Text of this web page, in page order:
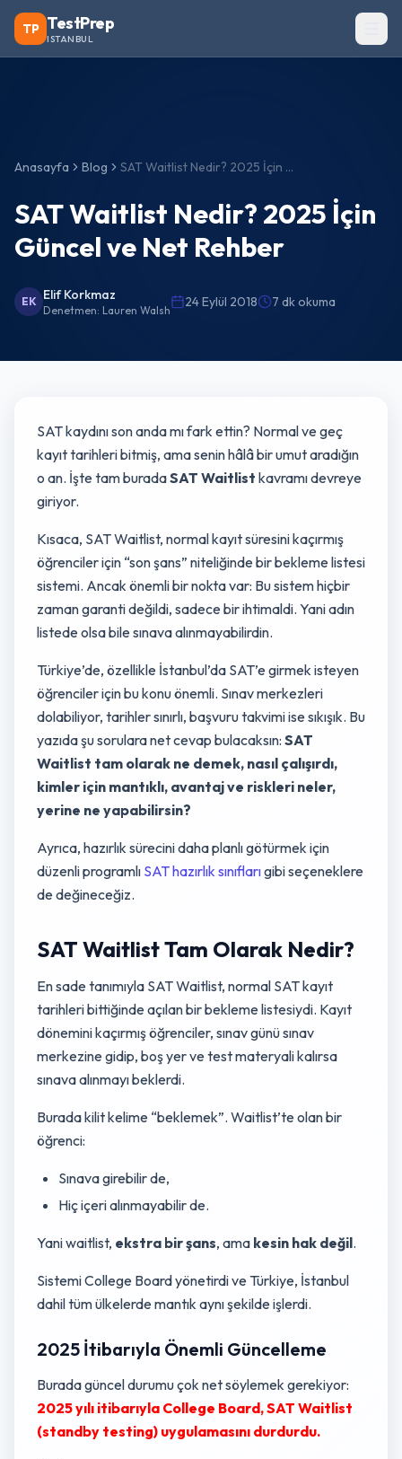
TP TestPrep
ISTANBUL
Anasayfa Blog SAT Waitlist Nedir? 2025 İçin Güncel ve Net Rehber
SAT Waitlist Nedir? 2025 İçin
Güncel ve Net Rehber
EK Elif Korkmaz
Denetmen: Lauren Walsh
24 Eylül 2018 7 dk okuma
SAT kaydını son anda mı fark ettin? Normal ve geç
kayıt tarihleri bitmiş, ama senin hâlâ bir umut aradığın
o an. İşte tam buradaSAT Waitlist kavramı devreye
giriyor.
Kısaca, SAT Waitlist, normal kayıt süresini kaçırmış
öğrenciler için “son şans” niteliğinde bir bekleme listesi
sistemi. Ancak önemli bir nokta var: Bu sistem hiçbir
zaman garanti değildi, sadece bir ihtimaldi. Yani adın
listede olsa bile sınava alınmayabilirdin.
Türkiye’de, özellikle İstanbul’da SAT’e girmek isteyen
öğrenciler için bu konu önemli. Sınav merkezleri
dolabiliyor, tarihler sınırlı, başvuru takvimi ise sıkışık. Bu
yazıda şu sorulara net cevap bulacaksın: SAT
Waitlist tam olarak ne demek, nasıl çalışırdı,
kimler için mantıklı, avantaj ve riskleri neler,
yerine ne yapabilirsin?
Ayrıca, hazırlık sürecini daha planlı götürmek için
düzenli programlı SAT hazırlık sınıflarıgibi seçeneklere
de değineceğiz.
SAT Waitlist Tam Olarak Nedir?
En sade tanımıyla SAT Waitlist, normal SAT kayıt
tarihleri bittiğinde açılan bir bekleme listesiydi. Kayıt
dönemini kaçırmış öğrenciler, sınav günü sınav
merkezine gidip, boş yer ve test materyali kalırsa
sınava alınmayı beklerdi.
Burada kilit kelime “beklemek”. Waitlist’te olan bir
öğrenci:
Sınava girebilir de,
Hiç içeri alınmayabilir de.
Yani waitlist, ekstra bir şans, ama kesin hak değil.
Sistemi College Board yönetirdi ve Türkiye, İstanbul
dahil tüm ülkelerde mantık aynı şekilde işlerdi.
2025 İtibarıyla Önemli Güncelleme
Burada güncel durumu çok net söylemek gerekiyor:
2025 yılı itibarıyla College Board, SAT Waitlist
(standby testing) uygulamasını durdurdu.